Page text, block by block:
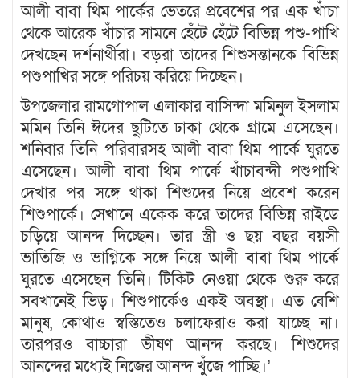
আলী বাবা থিম পার্কের ভেতরে প্রবেশের পর এক খাঁচা
থেকে আরেক খাঁচার সামনে হেঁটে হেঁটে বিভিন্ন পশু-পাখি
দেখছেন দর্শনার্থীরা। বড়রা তাদের শিশুসন্তানকে বিভিন্ন
পশুপাখির সঙ্গে পরিচয় করিয়ে দিচ্ছেন।
উপজেলার রামগোপাল এলাকার বাসিন্দা মমিনুল ইসলাম
মমিন তিনি ঈদের ছুটিতে ঢাকা থেকে গ্রামে এসেছেন।
শনিবার তিনি পরিবারসহ আলী বাবা থিম পার্কে ঘুরতে
এসেছেন। আলী বাবা থিম পার্কে খাঁচাবন্দী পশুপাখি
দেখার পর সঙ্গে থাকা শিশুদের নিয়ে প্রবেশ করেন
শিশুপার্কে। সেখানে একেক করে তাদের বিভিন্ন রাইডে
চড়িয়ে আনন্দ দিচ্ছেন। তার স্ত্রী ও ছয় বছর বয়সী
ভাতিজি ও ভাগ্নিকে সঙ্গে নিয়ে আলী বাবা থিম পার্কে
ঘুরতে এসেছেন তিনি। টিকিট নেওয়া থেকে শুরু করে
সবখানেই ভিড়। শিশুপার্কেও একই অবস্থা। এত বেশি
মানুষ, কোথাও স্বস্তিতেও চলাফেরাও করা যাচ্ছে না।
তারপরও বাচ্চারা ভীষণ আনন্দ করছে। শিশুদের
আনন্দের মধ্যেই নিজের আনন্দ খুঁজে পাচ্ছি।’